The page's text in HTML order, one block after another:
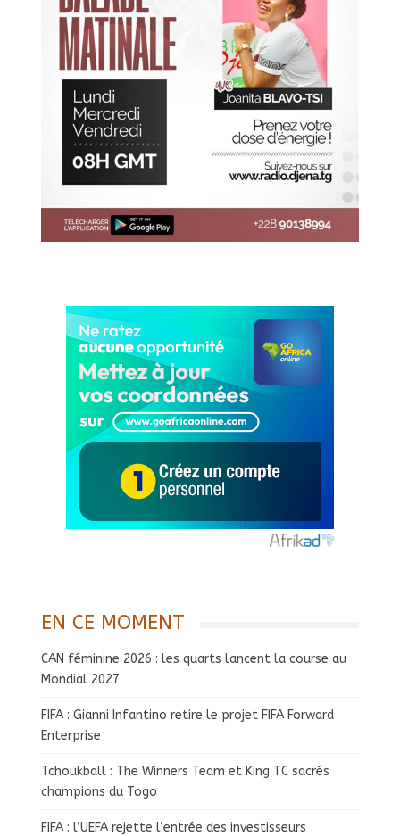
EN CE MOMENT
CAN féminine 2026 : les quarts lancent la course au
Mondial 2027
FIFA : Gianni Infantino retire le projet FIFA Forward
Enterprise
Tchoukball : The Winners Team et King TC sacrés
champions du Togo
FIFA : l’UEFA rejette l’entrée des investisseurs